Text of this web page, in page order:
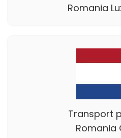
Romania
Transport
Romania